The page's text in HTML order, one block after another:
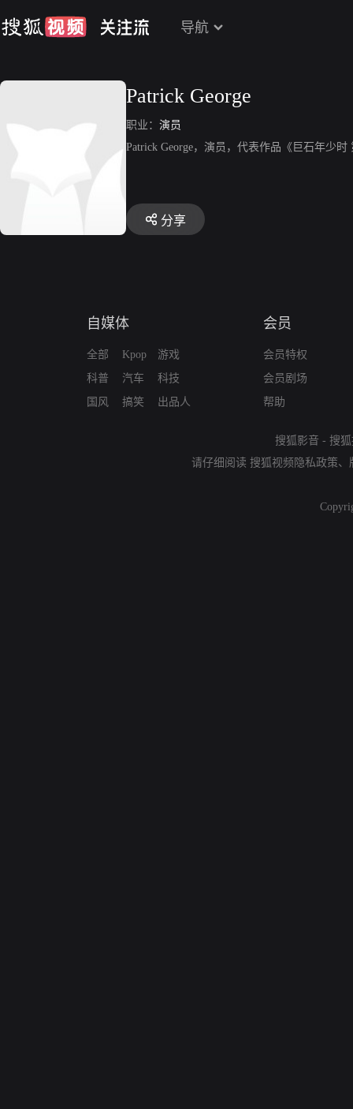
导航
Patrick George
职业： 演员
Patrick George，演员，代表作品《巨石年少时
分享
自媒体
全部
科普
国风
Kpop
汽车
搞笑
游戏
科技
出品人
会员
会员特权
会员剧场
帮助
搜狐影音 - 搜
请仔细阅读 搜狐视频隐私政策、